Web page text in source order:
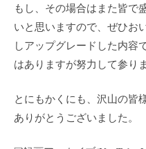
もし、その場合はまた皆で
いと思いますので、ぜひお
しアップグレードした内容
はありますが努力して参りま
とにもかくにも、沢山の皆
ありがとうございました。